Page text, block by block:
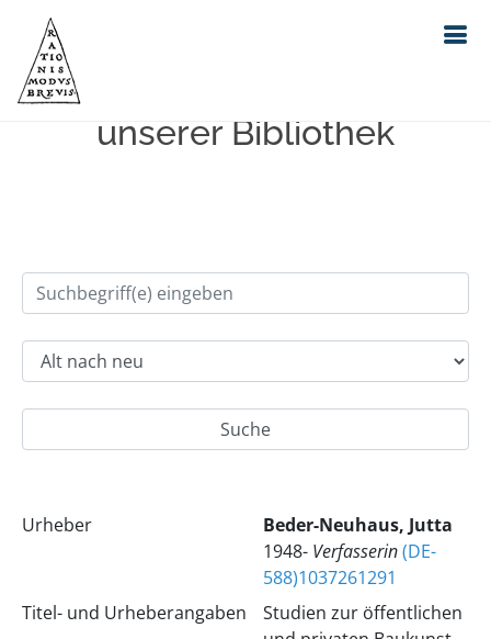
Einfache Suche im Bestand
unserer Bibliothek
Urheber
Beder-Neuhaus, Jutta
1948- Verfasserin(DE-
588)1037261291
Titel- und Urheberangaben
Studien zur öffentlichen